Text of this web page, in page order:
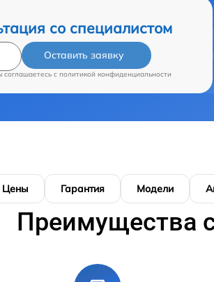
со специалистом
Оставить заявку
соглашаетесь c политикой конфиденциальности
Цены Гарантия Модели
Преимущества